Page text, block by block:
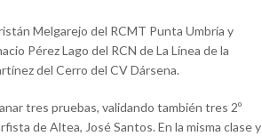
Melgarejo del RCMT Punta Umbría y
Pérez Lago del RCN de La Línea de la
del Cerro del CV Dársena.
tres pruebas, validando también tres 2º
de Altea, José Santos. En la misma clase y